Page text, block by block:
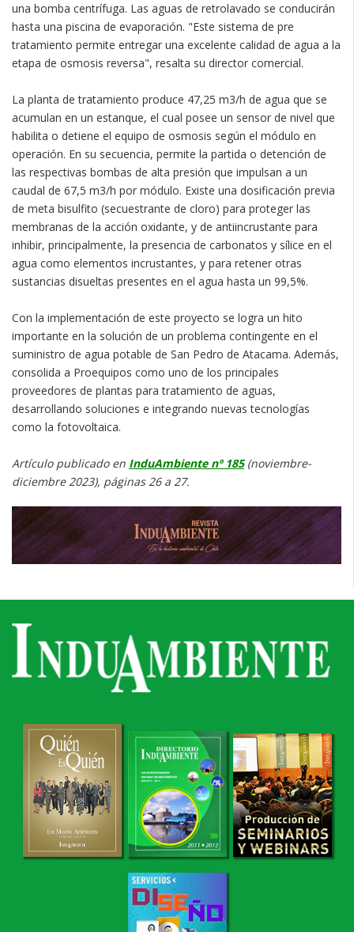
una bomba centrífuga. Las aguas de retrolavado se conducirán
hasta una piscina de evaporación. "Este sistema de pre
tratamiento permite entregar una excelente calidad de agua a la
etapa de osmosis reversa", resalta su director comercial.
La planta de tratamiento produce 47,25 m3/h de agua que se
acumulan en un estanque, el cual posee un sensor de nivel que
habilita o detiene el equipo de osmosis según el módulo en
operación. En su secuencia, permite la partida o detención de
las respectivas bombas de alta presión que impulsan a un
caudal de 67,5 m3/h por módulo. Existe una dosificación previa
de meta bisulfito (secuestrante de cloro) para proteger las
membranas de la acción oxidante, y de antiincrustante para
inhibir, principalmente, la presencia de carbonatos y sílice en el
agua como elementos incrustantes, y para retener otras
sustancias disueltas presentes en el agua hasta un 99,5%.
Con la implementación de este proyecto se logra un hito
importante en la solución de un problema contingente en el
suministro de agua potable de San Pedro de Atacama. Además,
consolida a Proequipos como uno de los principales
proveedores de plantas para tratamiento de aguas,
desarrollando soluciones e integrando nuevas tecnologías
como la fotovoltaica.
Artículo publicado en InduAmbiente nº 185(noviembre-
diciembre 2023), páginas 26 a 27.